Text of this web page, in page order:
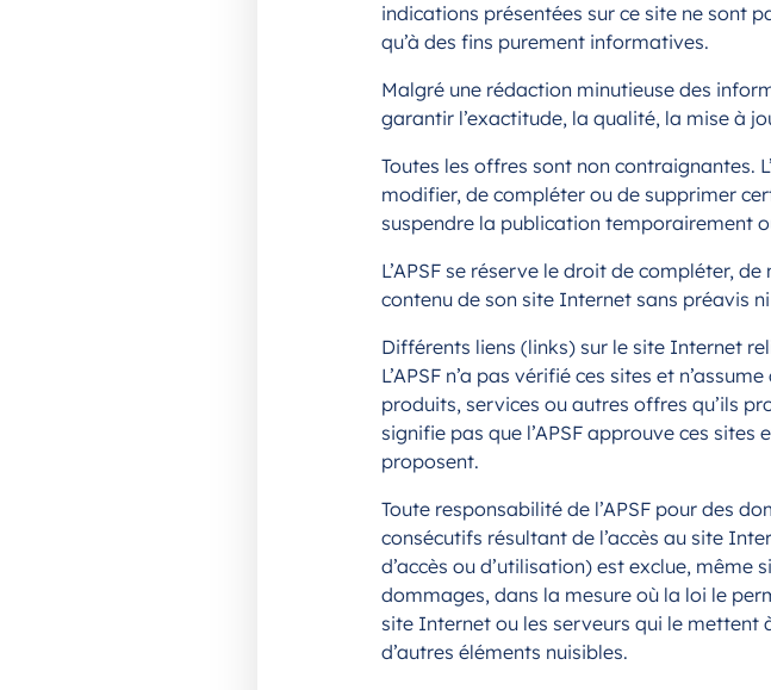
indications présentées sur ce site ne sont
qu’à des fins purement informatives.
Malgré une rédaction minutieuse des
garantir l’exactitude, la qualité, la mise à
Toutes les offres sont non contraignantes.
modifier, de compléter ou de supprimer
suspendre la publication temporairement
L’APSF se réserve le droit de compléter,
contenu de son site Internet sans préavis
Différents liens (links) sur le site Internet
L’APSF n’a pas vérifié ces sites et
produits, services ou autres offres qu’ils
signifie pas que l’APSF approuve ces sites
proposent.
Toute responsabilité de l’APSF pour des
consécutifs résultant de l’accès au site
d’accès ou d’utilisation) est exclue, même
dommages, dans la mesure où la loi le
site Internet ou les serveurs qui le mettent
d’autres éléments nuisibles.